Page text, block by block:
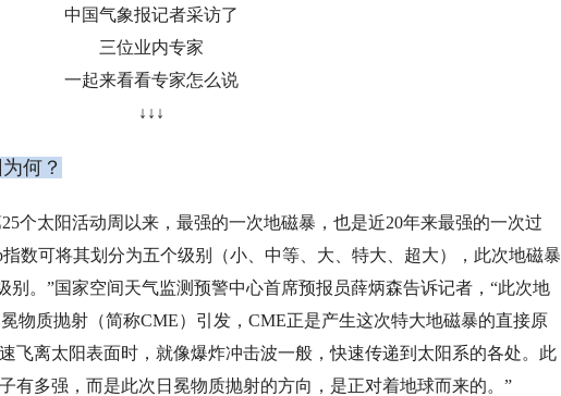
中国气象报记者采访了
三位业内专家
一起来看看专家怎么说
↓↓↓
何？
个太阳活动周以来，最强的一次地磁暴，也是近20年来最强的一次过
数可将其划分为五个级别（小、中等、大、特大、超大），此次地磁暴
别。”国家空间天气监测预警中心首席预报员薛炳森告诉记者，“此次地
物质抛射（简称CME）引发，CME正是产生这次特大地磁暴的直接原
飞离太阳表面时，就像爆炸冲击波一般，快速传递到太阳系的各处。此
有多强，而是此次日冕物质抛射的方向，是正对着地球而来的。”